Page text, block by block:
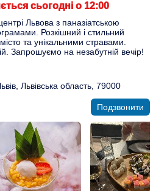
сьогодні о 12:00
Львова з паназіатською
Розкішний і стильний
та унікальними стравами.
Запрошуємо на незабутній вечір!
Львівська область, 79000
Подзвонити